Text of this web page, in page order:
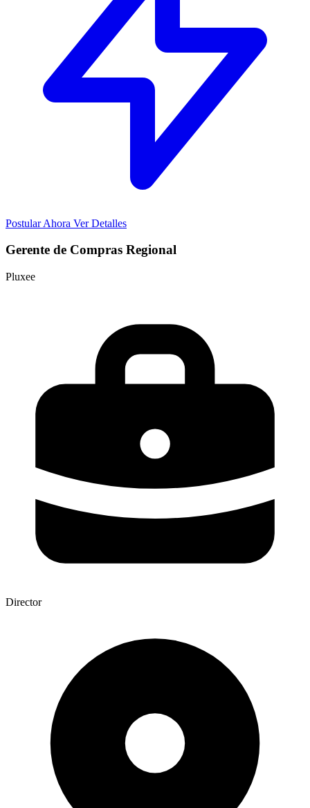
Postular Ahora Ver Detalles
Gerente de Compras Regional
Pluxee
Director